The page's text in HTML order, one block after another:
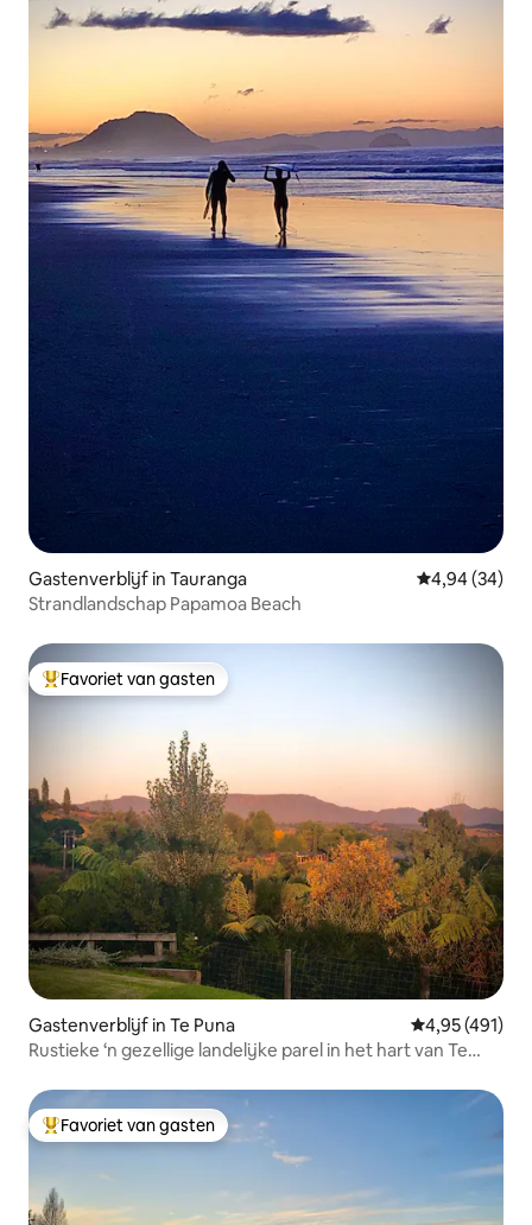
Gastenverblijf in Tauranga Gemiddelde
4,94 (34)
Strandlandschap Papamoa Beach
Topfavoriet van gasten
Favoriet van gasten
Gastenverblijf in Te Puna Gemiddelde
4,95 (491)
Rustieke ‘n gezellige landelijke parel in het hart van Te
Topfavoriet van gasten
Favoriet van gasten